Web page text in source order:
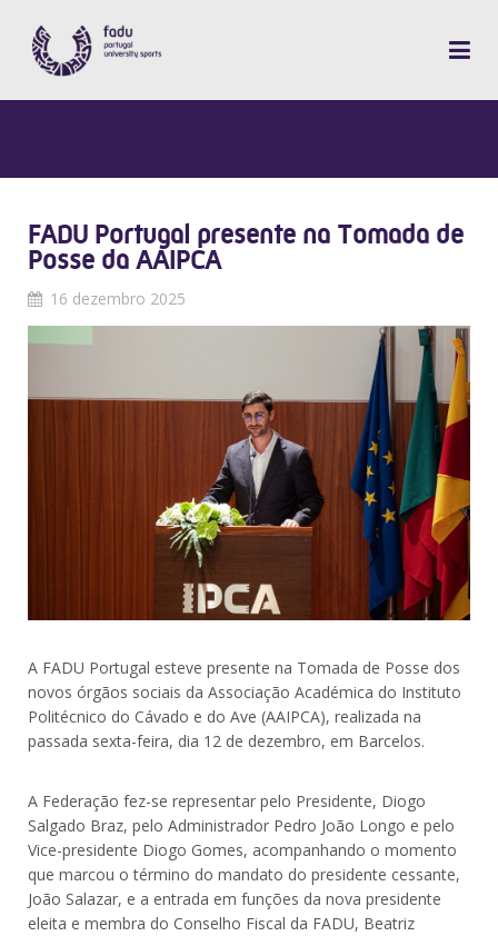
FADU Portugal presente na Tomada de
Posse da AAIPCA
16 dezembro 2025
A FADU Portugal esteve presente na Tomada de Posse dos
novos órgãos sociais da Associação Académica do Instituto
Politécnico do Cávado e do Ave (AAIPCA), realizada na
passada sexta-feira, dia 12 de dezembro, em Barcelos.
A Federação fez-se representar pelo Presidente, Diogo
Salgado Braz, pelo Administrador Pedro João Longo e pelo
Vice-presidente Diogo Gomes, acompanhando o momento
que marcou o término do mandato do presidente cessante,
João Salazar, e a entrada em funções da nova presidente
eleita e membra do Conselho Fiscal da FADU, Beatriz